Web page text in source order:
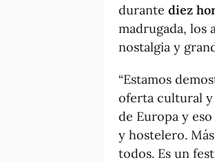
durante diez
madrugada, los
nostalgia y
“Estamos
oferta cultural y
de Europa y
y hostelero.
todos. Es un